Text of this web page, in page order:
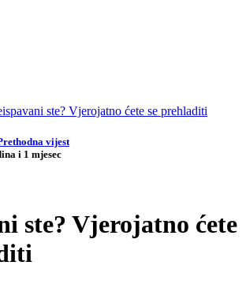
ste? Vjerojatno ćete se prehladiti
vijest
i 1 mjesec
ste? Vjerojatno ćete